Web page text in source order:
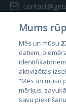
Страны
Эстония
Латвия
Mums
Mēs un mūsu
datiem,
identifikatoriem
aktivizētas
“Mēs un mūsu
mērķus,
savu